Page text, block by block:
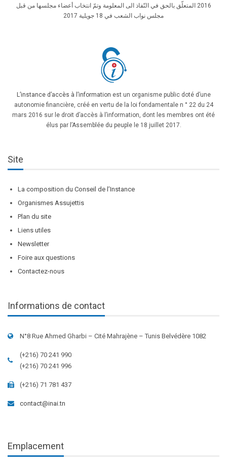
2016 المتعلّق بالحق في النّفاذ الى المعلومة وتمّ انتخاب أعضاء مجلسها من قبل
مجلس نواب الشعب في 18 جويلية 2017
L’instance d’accès à l’information est un organisme public doté d’une
autonomie financière, créé en vertu de la loi fondamentale n ° 22 du 24
mars 2016 sur le droit d’accès à l’information, dont les membres ont été
élus par l’Assemblée du peuple le 18 juillet 2017.
Site
La composition du Conseil de l’Instance
Organismes Assujettis
Plan du site
Liens utiles
Newsletter
Foire aux questions
Contactez-nous
Informations de contact
N°8 Rue Ahmed Gharbi – Cité Mahrajène – Tunis Belvédère 1082
(+216) 70 241 990
(+216) 70 241 996
(+216) 71 781 437
contact@inai.tn
Emplacement